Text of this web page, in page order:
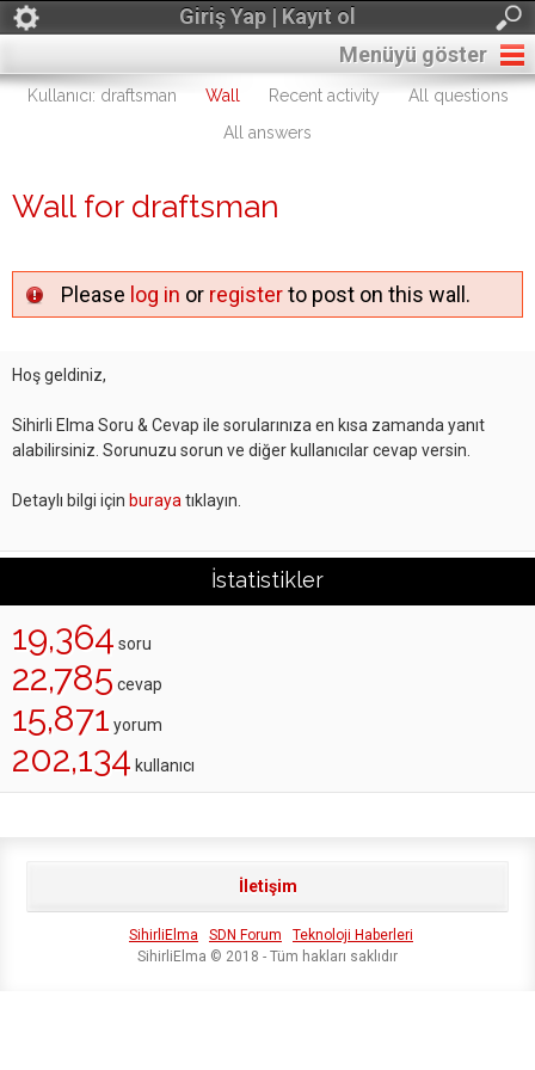
Giriş Yap | Kayıt ol
Menüyü göster
Kullanıcı: draftsman Wall Recent activity
All questions
All answers
Wall for draftsman
Please log in or registerto post on this wall.
Hoş geldiniz,
Sihirli Elma Soru & Cevap ile sorularınıza en kısa zamanda yanıt
alabilirsiniz. Sorunuzu sorun ve diğer kullanıcılar cevap versin.
Detaylı bilgi için buraya tıklayın.
İstatistikler
19,364 soru
22,785 cevap
15,871 yorum
202,134 kullanıcı
İletişim
SihirliElma SDN Forum
Teknoloji Haberleri
SihirliElma © 2018 - Tüm hakları saklıdır